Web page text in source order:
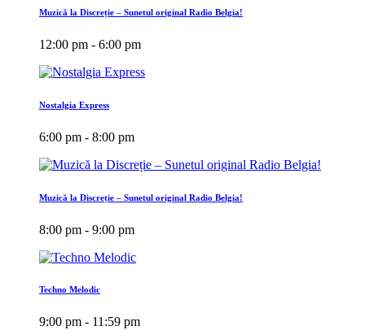
Muzică la Discreție – Sunetul original Radio Belgia!
12:00 pm - 6:00 pm
Nostalgia Express
6:00 pm - 8:00 pm
Muzică la Discreție – Sunetul original Radio Belgia!
8:00 pm - 9:00 pm
Techno Melodic
9:00 pm - 11:59 pm